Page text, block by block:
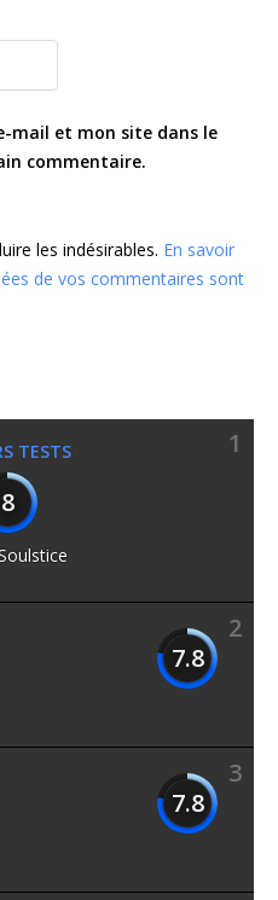
mail et mon site dans le
commentaire.
les indésirables. En savoir
de vos commentaires sont
TESTS
1
8
2
7.8
3
7.8